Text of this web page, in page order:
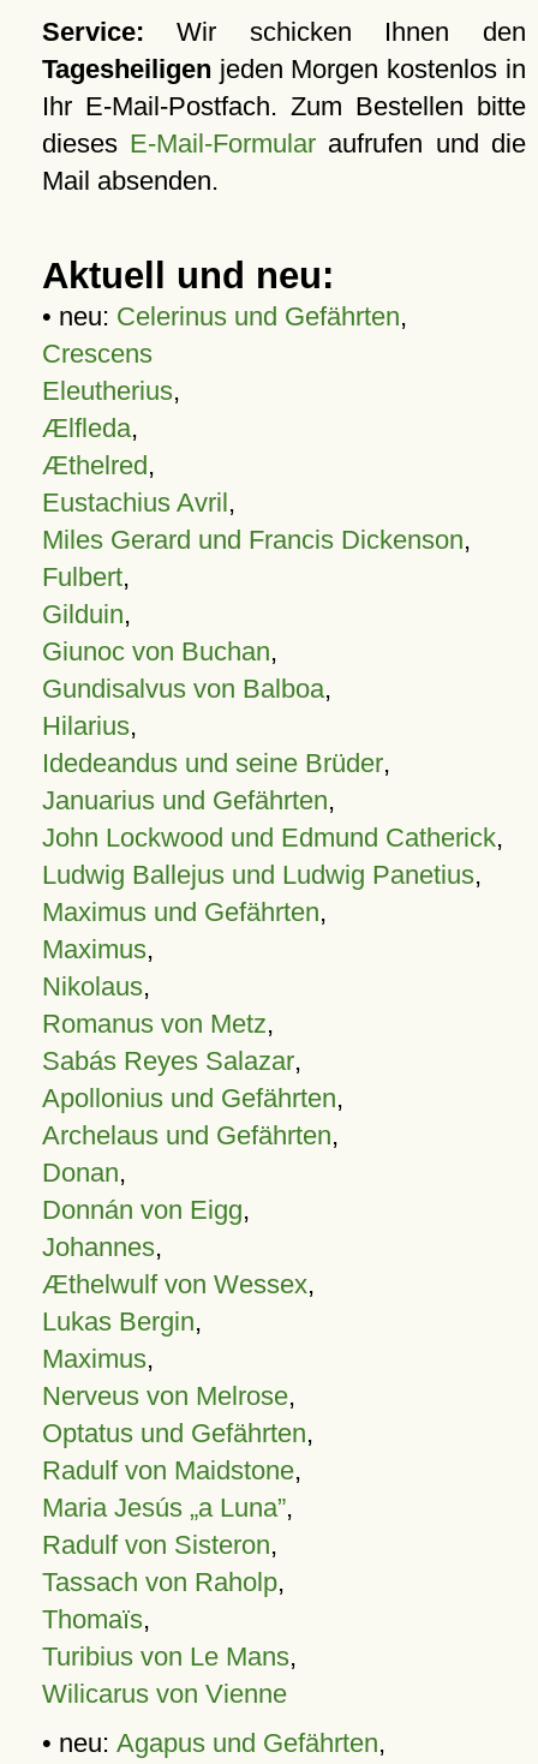
Service: Wir schicken Ihnen den
Tagesheiligen jeden Morgen kostenlos in
Ihr E-Mail-Postfach. Zum Bestellen bitte
dieses E-Mail-Formular aufrufen und die
Mail absenden.
Aktuell und neu:
• neu: Celerinus und Gefährten,
Crescens
Eleutherius,
Ælfleda,
Æthelred,
Eustachius Avril,
Miles Gerard und Francis Dickenson,
Fulbert,
Gilduin,
Giunoc von Buchan,
Gundisalvus von Balboa,
Hilarius,
Idedeandus und seine Brüder,
Januarius und Gefährten,
John Lockwood und Edmund Catherick,
Ludwig Ballejus und Ludwig Panetius,
Maximus und Gefährten,
Maximus,
Nikolaus,
Romanus von Metz,
Sabás Reyes Salazar,
Apollonius und Gefährten,
Archelaus und Gefährten,
Donan,
Donnán von Eigg,
Johannes,
Æthelwulf von Wessex,
Lukas Bergin,
Maximus,
Nerveus von Melrose,
Optatus und Gefährten,
Radulf von Maidstone,
Maria Jesús „a Luna”,
Radulf von Sisteron,
Tassach von Raholp,
Thomaïs,
Turibius von Le Mans,
Wilicarus von Vienne
• neu: Agapus und Gefährten,